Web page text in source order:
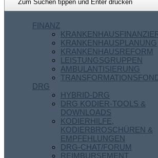
FINANZ
KRANKENHAUSPLANUNG
KRANKENHAUSREFORM
LEISTUNGSGRUPPEN
AMBULANTISIERUNG
DRG
HYBRID-DRG
DRG KODIER-TOOLS &
DOWNLOADS
KODIERHILFE,
KODIERBROSCHÜREN &
EMPFEHLUNGEN
DRG-CHAT/FORUM
REIMBURSEMENT